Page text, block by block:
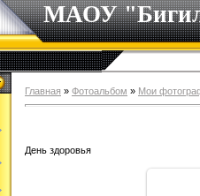
МАОУ
Главная » Фотоальбом » Мои
День здоровья